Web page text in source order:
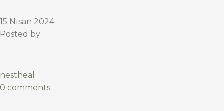
15 Nisan 2024
Posted by
nestheal
0 comments